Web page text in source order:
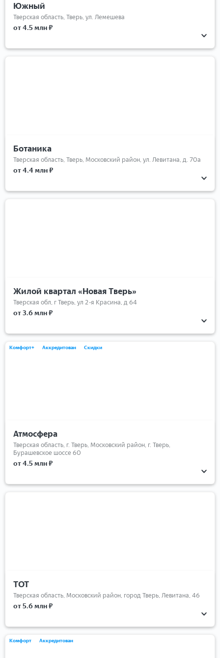
Южный
Тверская область, Тверь, ул. Лемешева
от 4.5 млн ₽
Ботаника
Тверская область, Тверь, Московский район, ул. Левитана, д. 70а
от 4.4 млн ₽
Жилой квартал «Новая Тверь»
Тверская обл, г Тверь, ул 2-я Красина, д 64
от 3.6 млн ₽
Комфорт+ Аккредитован Скидки
Атмосфера
Тверская область, г. Тверь, Московский район, г. Тверь,
Бурашевское шоссе 60
от 4.5 млн ₽
ТОТ
Тверская область, Московский район, город Тверь, Левитана, 46
от 5.6 млн ₽
Комфорт Аккредитован